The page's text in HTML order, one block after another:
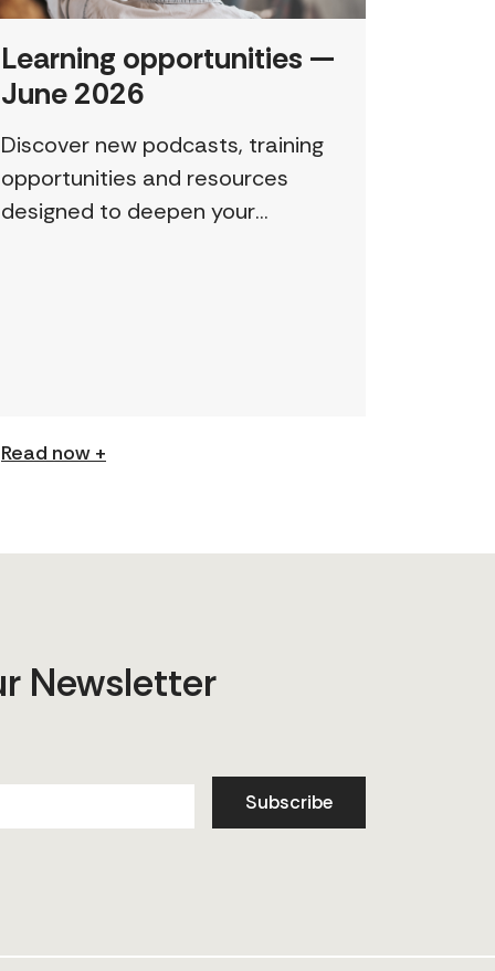
Learning opportunities —
June 2026
Discover new podcasts, training
opportunities and resources
designed to deepen your
Read now +
Newsletter
Subscribe